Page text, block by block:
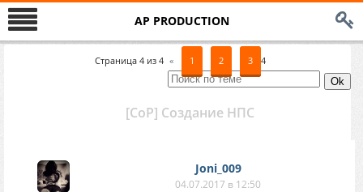
AP PRODUCTION
Страница 4 из 4 « 1 2 3 4
[CoP] Создание НПС
Joni_009
04.07.2017 в 12:50